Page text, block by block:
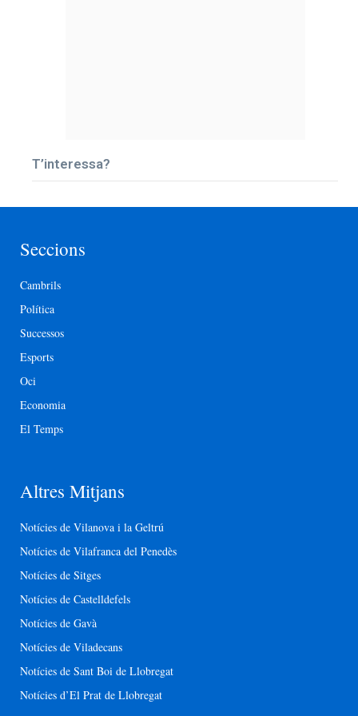
T’interessa?
Seccions
Cambrils
Política
Successos
Esports
Oci
Economia
El Temps
Altres Mitjans
Notícies de Vilanova i la Geltrú
Notícies de Vilafranca del Penedès
Notícies de Sitges
Notícies de Castelldefels
Notícies de Gavà
Notícies de Viladecans
Notícies de Sant Boi de Llobregat
Notícies d’El Prat de Llobregat